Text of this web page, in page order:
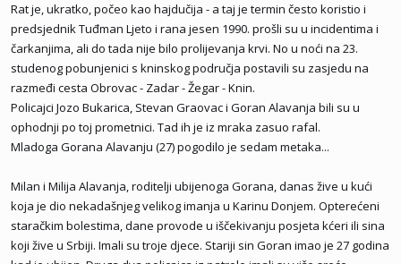
Rat je, ukratko, počeo kao hajdučija - a taj je termin često koristio i
predsjednik Tuđman Ljeto i rana jesen 1990. prošli su u incidentima i
čarkanjima, ali do tada nije bilo prolijevanja krvi. No u noći na 23.
studenog pobunjenici s kninskog područja postavili su zasjedu na
razmeđi cesta Obrovac - Zadar - Žegar - Knin.
Policajci Jozo Bukarica, Stevan Graovac i Goran Alavanja bili su u
ophodnji po toj prometnici. Tad ih je iz mraka zasuo rafal.
Mladoga Gorana Alavanju (27) pogodilo je sedam metaka...
Milan i Milija Alavanja, roditelji ubijenoga Gorana, danas žive u kući
koja je dio nekadašnjeg velikog imanja u Karinu Donjem. Opterećeni
staračkim bolestima, dane provode u iščekivanju posjeta kćeri ili sina
koji žive u Srbiji. Imali su troje djece. Stariji sin Goran imao je 27 godina